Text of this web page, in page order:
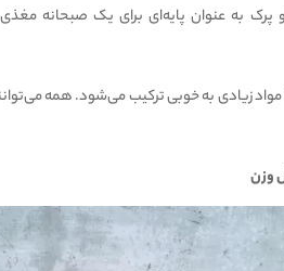
به عنوان پایه‌ای برای یک صبحانه
زیادی به خوبی ترکیب می‌شود. همه
وزن